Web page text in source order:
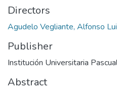
Directors
Agudelo Vegliante, Alfonso
Publisher
Institución Universitaria
Abstract